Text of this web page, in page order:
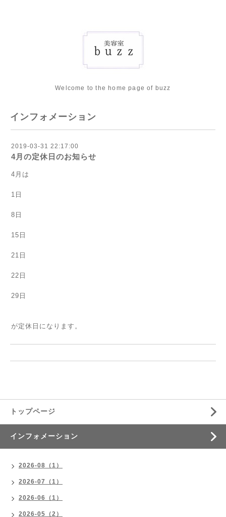
Welcome to the home page of buzz
インフォメーション
2019-03-31 22:17:00
4月の定休日のお知らせ
4月は
1日
8日
15日
21日
22日
29日
が定休日になります。
トップページ
インフォメーション
2026-08（1）
2026-07（1）
2026-06（1）
2026-05（2）